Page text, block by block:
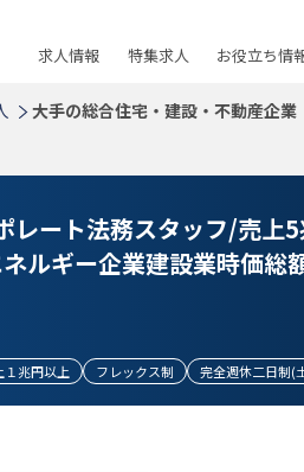
求人情報 特集求人 お役立ち情
大手の総合住宅・建設・不動産企業
レート法務スタッフ/売上
ルギー企業建設業時価総
１兆円以上 フレックス制 完全週休二日制(